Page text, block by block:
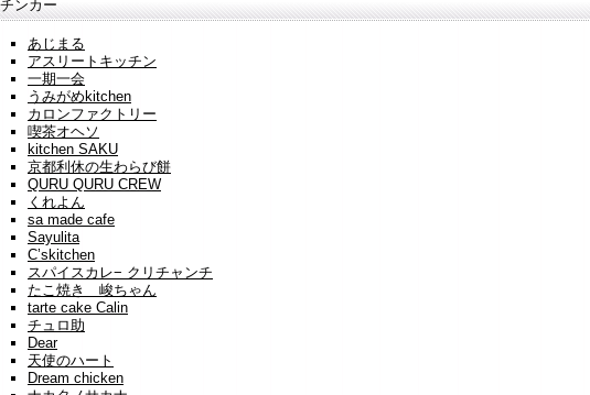
ンカー
あじまる
アスリートキッチン
一期一会
うみがめkitchen
カロンファクトリー
喫茶オヘソ
kitchen SAKU
京都利休の生わらび餅
QURU QURU CREW
くれよん
sa made cafe
Sayulita
C’skitchen
スパイスカレ− クリチャンチ
たこ焼き 峻ちゃん
tarte cake Calin
チュロ助
Dear
天使のハート
Dream chicken